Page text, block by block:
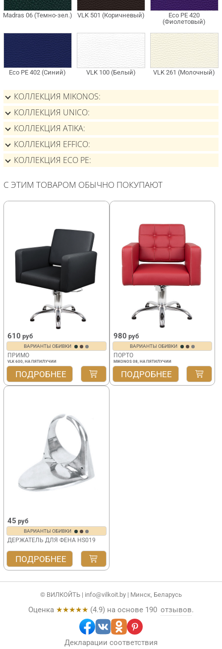
КОЛЛЕКЦИЯ MIKONOS
КОЛЛЕКЦИЯ UNICO
КОЛЛЕКЦИЯ ATIKA
КОЛЛЕКЦИЯ EFFICO
КОЛЛЕКЦИЯ ECO PE
С ЭТИМ ТОВАРОМ ОБЫЧНО ПОКУПАЮТ
610 руб
ВАРИАНТЫ ОБИВКИ
ПРИМО
VLK 600, НА ПЯТИЛУЧИИ
ПОДРОБНЕЕ
980 руб
ВАРИАНТЫ ОБИВКИ
ПОРТО
MIKONOS 08, НА ПЯТИЛУЧИИ
ПОДРОБНЕЕ
45 руб
ВАРИАНТЫ ОБИВКИ
ДЕРЖАТЕЛЬ ДЛЯ ФЕНА HS019
ПОДРОБНЕЕ
© ВИЛКОЙТЬ | info@vilkoit.by | Минск, Беларусь
Оценка ★★★★★ (4.9) на основе 190 отзывов.
Декларации соответствия